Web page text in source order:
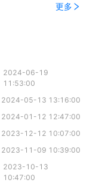
更多
2024-06-19
11:53:00
2024-05-13 13:16:00
2024-01-12 12:47:00
2023-12-12 10:07:00
2023-11-09 10:39:00
2023-10-13
10:47:00